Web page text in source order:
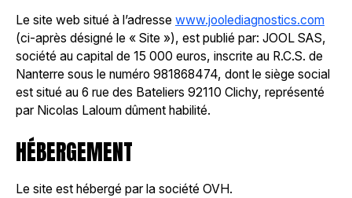
Le site web situé à l’adresse www.joolediagnostics.com
(ci-après désigné le « Site »), est publié par: JOOL SAS,
société au capital de 15 000 euros, inscrite au R.C.S. de
Nanterre sous le numéro 981868474, dont le siège social
est situé au 6 rue des Bateliers 92110 Clichy, représenté
par Nicolas Laloum dûment habilité.
HÉBERGEMENT
Le site est hébergé par la société OVH.